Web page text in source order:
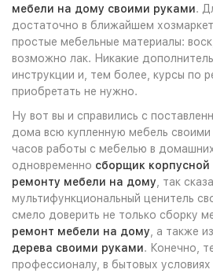
мебели на дому своими руками.
достаточно в ближайшем
простые мебельные материалы:
возможно лак. Никакие
инструкции и, тем более, курсы по
приобретать не нужно.
Ну вот вы и справились с
дома всю купленную мебель своими
часов работы с мебелью в
одновременно сборщик корпусной
ремонту мебели на дому , так
мультифункциональный ценитель
смело доверить не только сборку
ремонт мебели на дому , а также
дерева своими руками. Конечно,
профессионалу, в бытовых